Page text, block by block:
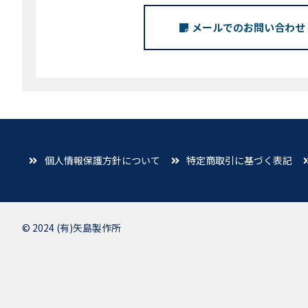
メールでのお問い合わせ
個人情報保護方針について 特定商取引に基づく表記
© 2024 (有)矢島製作所